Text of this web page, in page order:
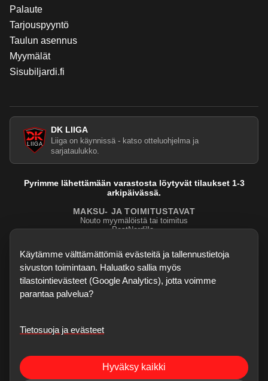
Palaute
Tarjouspyyntö
Taulun asennus
Myymälät
Sisubiljardi.fi
DK LIIGA
Liiga on käynnissä - katso otteluohjelma ja
sarjataulukko.
Pyrimme lähettämään varastosta löytyvät tilaukset 1-3
arkipäivässä.
MAKSU- JA TOIMITUSTAVAT
Nouto myymälöistä tai toimitus
PostNordilla.
Sisubiljardi.fi
Verkkokauppa on testivaiheessa - kaikki palaute, bugihavainnot ja
Evasteasetukset
Käytämme välttämättömiä evästeitä ja tallennustietoja
sivuston toimintaan. Haluatko sallia myös
tilastointievästeet (Google Analytics), jotta voimme
parantaa palvelua?
Tietosuoja ja evästeet
Hyväksy kaikki